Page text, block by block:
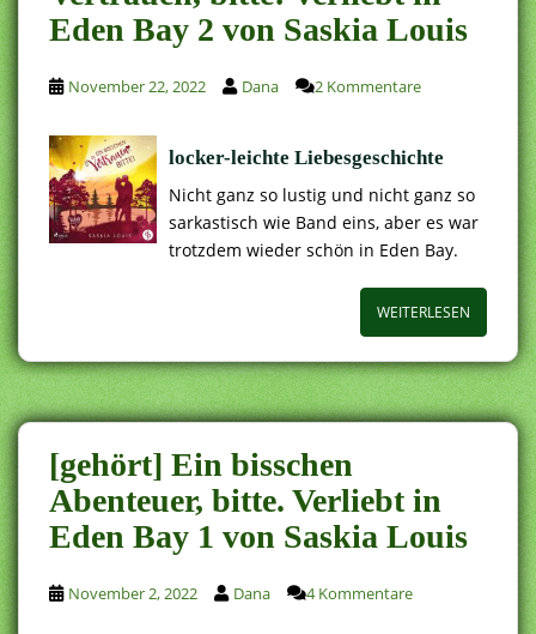
Eden Bay 2 von Saskia Louis
November 22, 2022 Dana 2 Kommentare
locker-leichte Liebesgeschichte
Nicht ganz so lustig und nicht ganz so
sarkastisch wie Band eins, aber es war
trotzdem wieder schön in Eden Bay.
WEITERLESEN
[gehört] Ein bisschen
Abenteuer, bitte. Verliebt in
Eden Bay 1 von Saskia Louis
November 2, 2022 Dana 4 Kommentare